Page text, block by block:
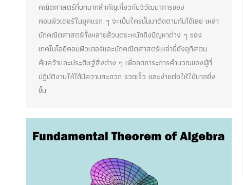
คณิตศาสตร์ที่บทบาทสำคัญเกี่ยวกับวิวัฒนาการของ
คอมพิวเตอร์ในยุคแรก ๆ จะเป็นใครนั้นมาติดตามกันได้เลย เหล่า
นักคณิตศาสตร์ทั้งหลายล้วนตระหนักถึงปัญหาต่าง ๆ ของ
เทคโนโลยีคอมพิวเตอร์และนักคณิตศาสตร์เหล่านี้ยังอุทิศตน
ค้นคว้าและประดิษฐ์สิ่งต่าง ๆ เพื่อลดภาระการคำนวณของผู้ที่
ปฏิบัติงานให้ได้มีความสะดวก รวดเร็ว และง่ายต่อให้ใช้มากยิ่ง
ขึ้น